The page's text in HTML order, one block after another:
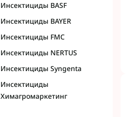
Инсектициды BASF
Инсектициды BAYER
Инсектициды FMC
Инсектициды NERTUS
Инсектициды Syngenta
Инсектициды
Химагромаркетинг